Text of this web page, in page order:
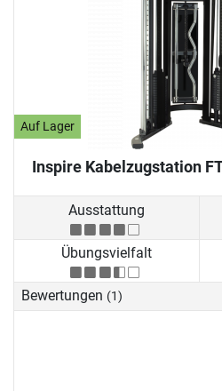
Auf Lager
Inspire Kabelzugstation
Ausstattung
Übungsvielfalt
Bewertungen (1)